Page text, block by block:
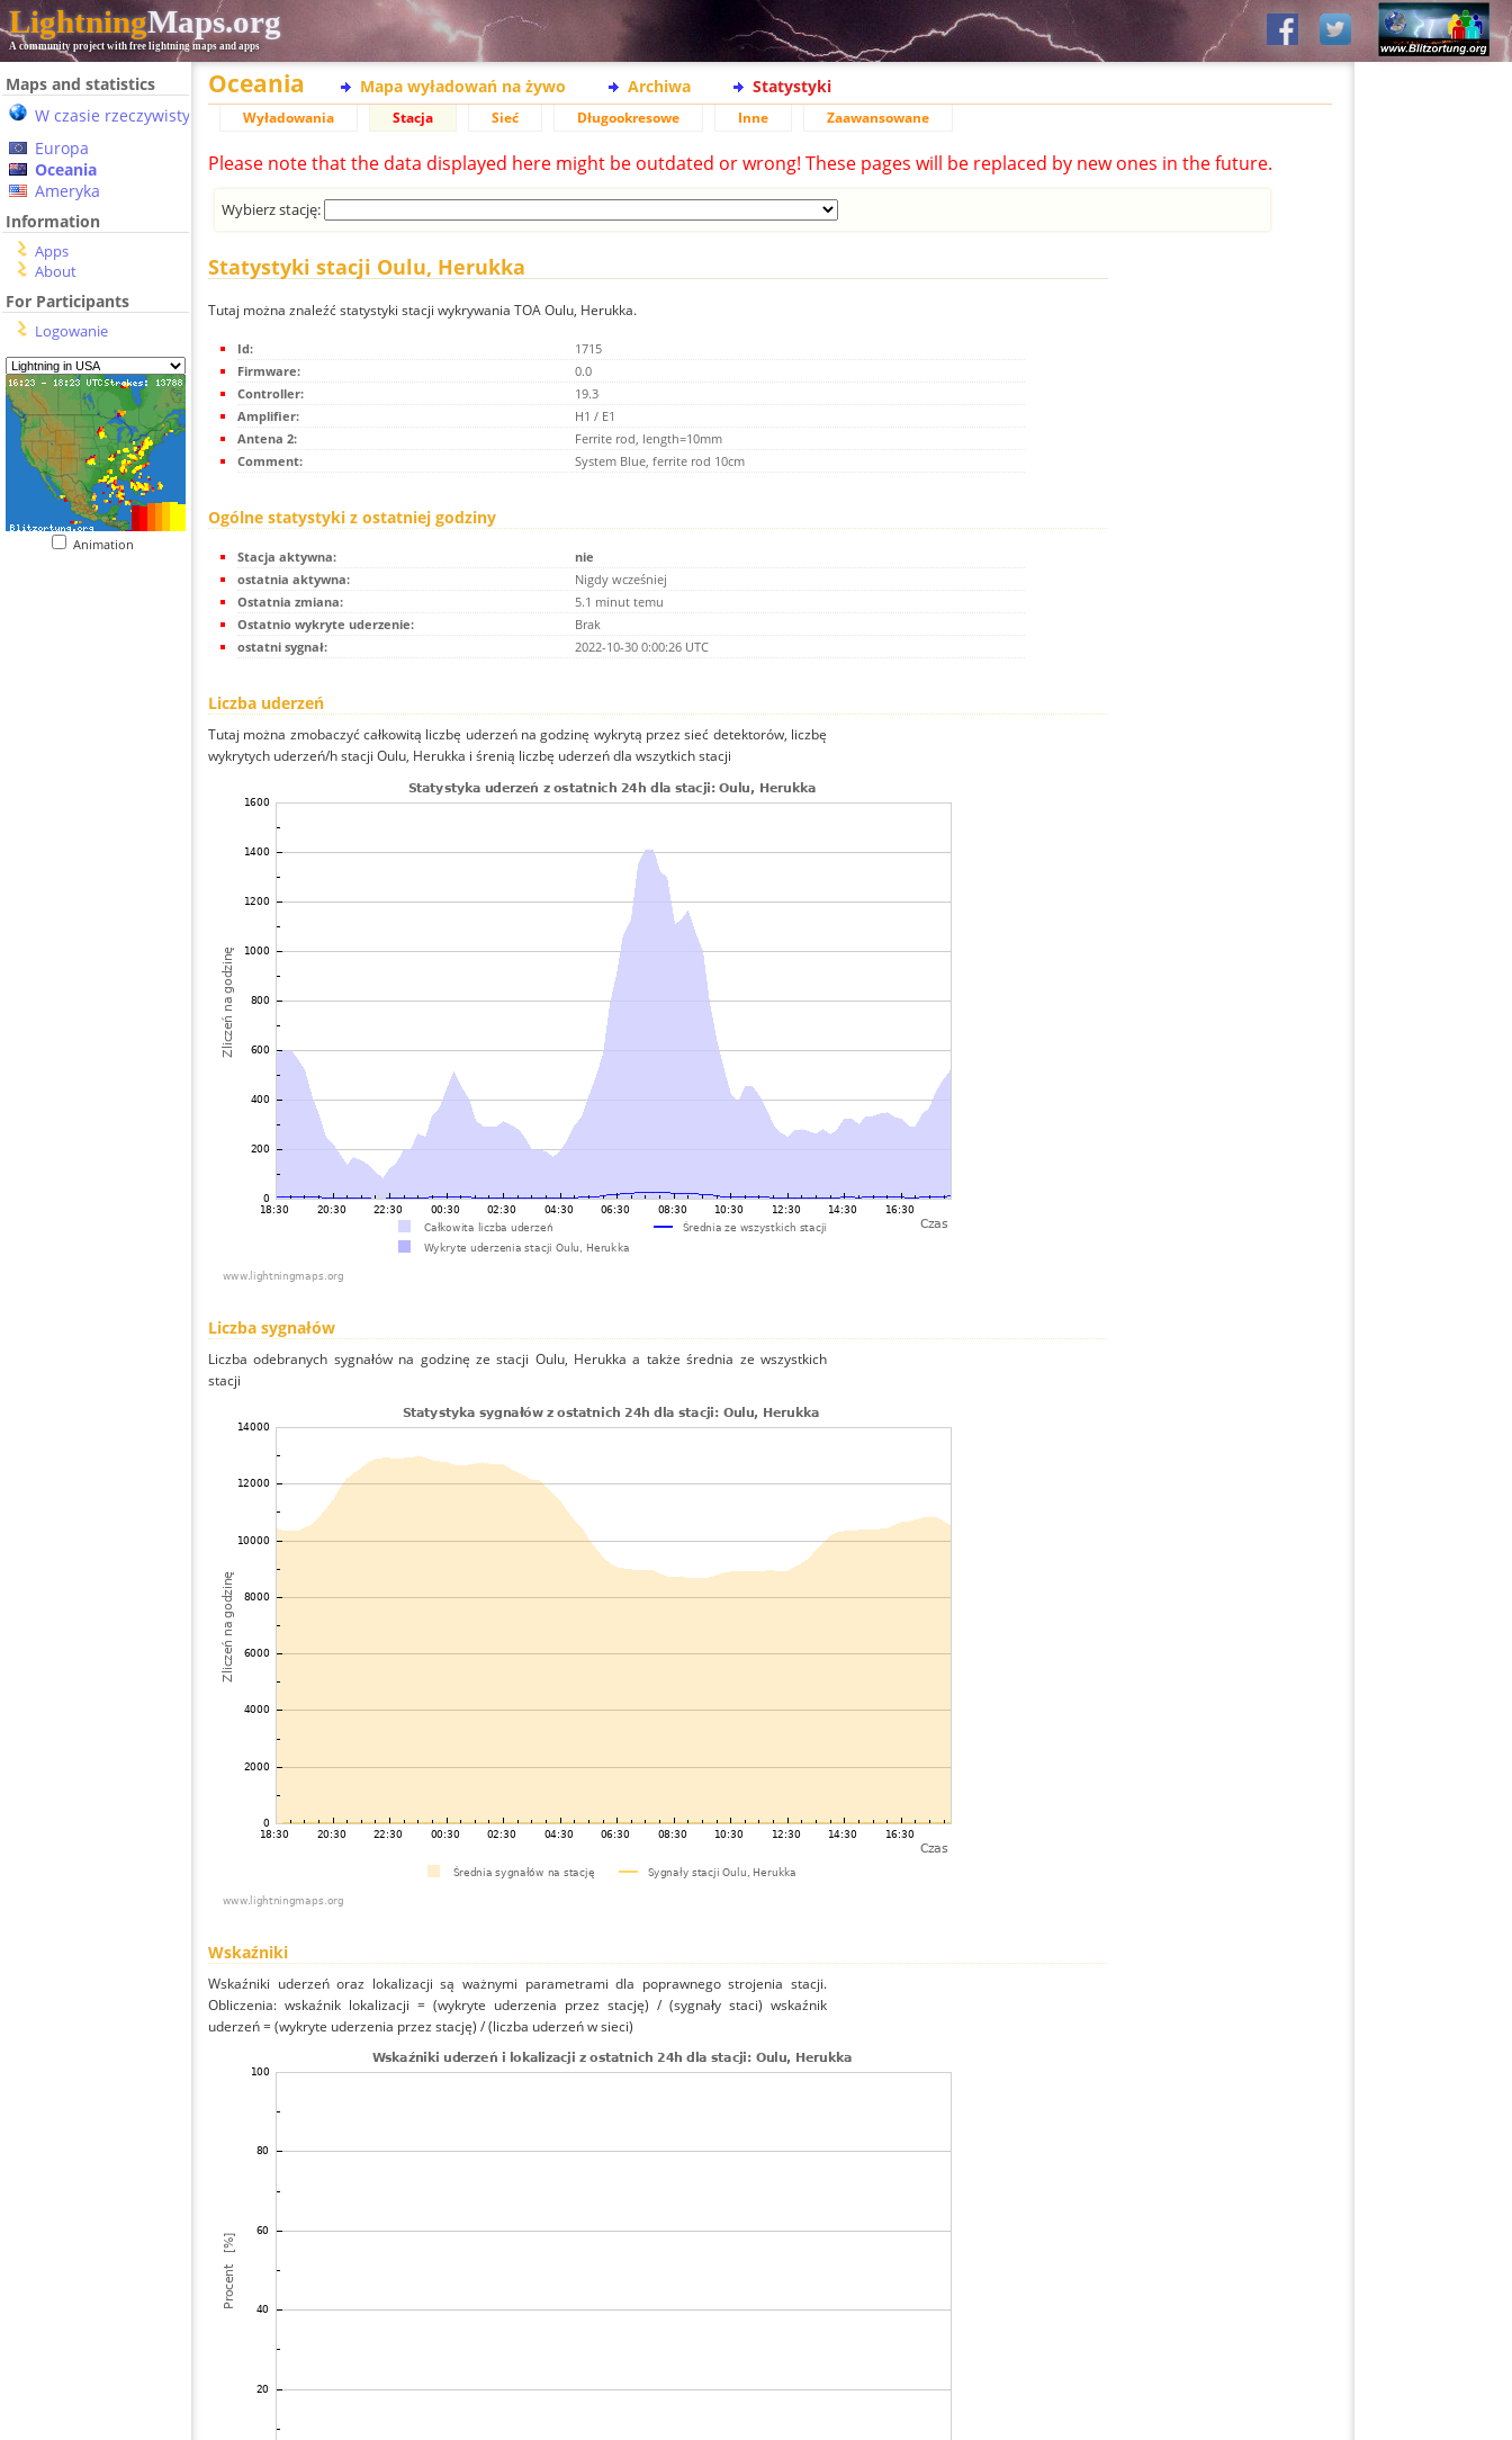
LightningMaps.org
A community project with free lightning maps and apps
Maps and statistics
W czasie rzeczywistym
Europa
Oceania
Ameryka
Information
Apps
About
For Participants
Logowanie
Animation
Oceania Mapa wyładowań na żywo Archiwa Statystyki
Wyładowania Stacja Sieć Długookresowe Inne Zaawansowane
Please note that the data displayed here might be outdated or wrong! These pages will be replaced by new ones in the future.
Wybierz stację:
Statystyki stacji Oulu, Herukka
Tutaj można znaleźć statystyki stacji wykrywania TOA Oulu, Herukka.
Id:
1715
Firmware:
0.0
Controller:
19.3
Amplifier:
H1 / E1
Antena 2:
Ferrite rod, length=10mm
Comment:
System Blue, ferrite rod 10cm
Ogólne statystyki z ostatniej godziny
Stacja aktywna:
nie
ostatnia aktywna:
Nigdy wcześniej
Ostatnia zmiana:
5.1 minut temu
Ostatnio wykryte uderzenie:
Brak
ostatni sygnał:
2022-10-30 0:00:26 UTC
Liczba uderzeń
Tutaj można zmobaczyć całkowitą liczbę uderzeń na godzinę wykrytą przez sieć detektorów, liczbę
wykrytych uderzeń/h stacji Oulu, Herukka i śrenią liczbę uderzeń dla wszytkich stacji
Liczba sygnałów
Liczba odebranych sygnałów na godzinę ze stacji Oulu, Herukka a także średnia ze wszystkich
stacji
Wskaźniki
Wskaźniki uderzeń oraz lokalizacji są ważnymi parametrami dla poprawnego strojenia stacji.
Obliczenia: wskaźnik lokalizacji = (wykryte uderzenia przez stację) / (sygnały staci) wskaźnik
uderzeń = (wykryte uderzenia przez stację) / (liczba uderzeń w sieci)